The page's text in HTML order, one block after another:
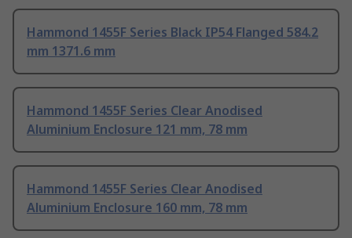
Hammond 1455F Series Black IP54 Flanged 584.2
mm 1371.6 mm
Hammond 1455F Series Clear Anodised
Aluminium Enclosure 121 mm, 78 mm
Hammond 1455F Series Clear Anodised
Aluminium Enclosure 160 mm, 78 mm